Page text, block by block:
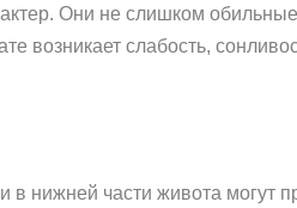
Они не слишком
возникает слабость,
нижней части живота могут